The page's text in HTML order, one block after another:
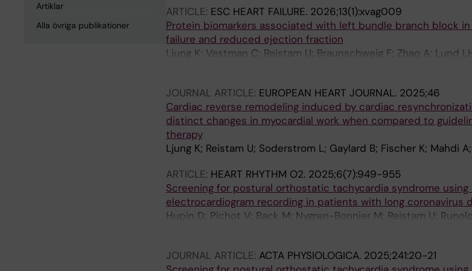
Artiklar
Alla övriga publikationer
ARTICLE: ESC HEART FAILURE. 2026;13(1):xvag009
Protein biomarkers associated with left bundle branch block
failure and reduced ejection fraction
Ljung K; Vestman C; Reistam U; Braunschweig F; Zhao A; Lund
JOURNAL ARTICLE: EUROPEAN HEART JOURNAL. 2025;46
Cardiac reverse remodeling induced by cardiac
distinct changes in myocardial work when compared to
therapy
Ljung K; Reistam U; Soderstrom L; Gaylard B; Fischer K; Mahdi
ARTICLE: HEART RHYTHM O2. 2025;6(7):949-955
Screening for postural orthostatic tachycardia syndrome
electrocardiogram recording in patients with long coronavirus
Hupin D; Pichot V; Back M; Nygren-Bonnier M; Reistam U;
C; Da Costa A; Romeyer C; Roche F; Stahlberg M; Fedorowski
JOURNAL ARTICLE: ACTA PHYSIOLOGICA. 2025;241:20-21